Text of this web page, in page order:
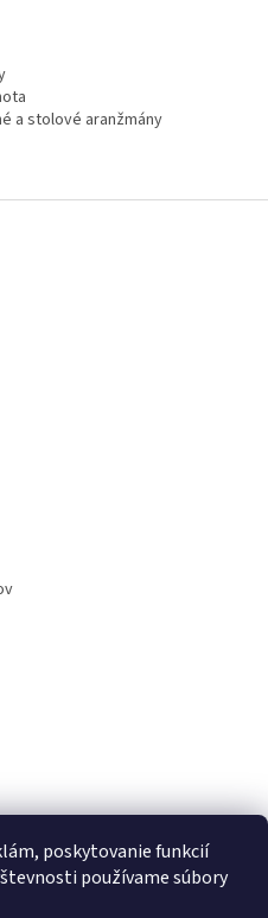
poskytovanie funkcií
používame súbory
a stolové aranžmány